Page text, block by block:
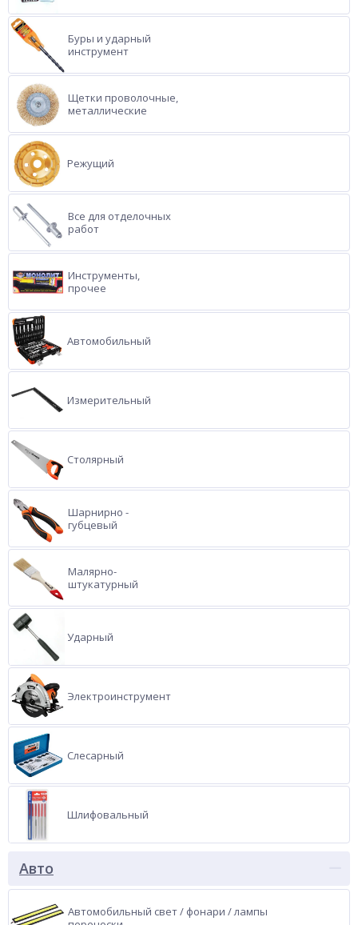
Буры и ударный
инструмент
Щетки проволочные,
металлические
Режущий
Все для отделочных
работ
Инструменты,
прочее
Автомобильный
Измерительный
Столярный
Шарнирно -
губцевый
Малярно-
штукатурный
Ударный
Электроинструмент
Слесарный
Шлифовальный
Авто
Автомобильный свет / фонари / лампы